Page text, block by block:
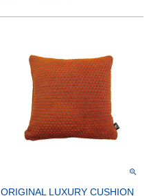
ORIGINAL LUXURY CUSHION